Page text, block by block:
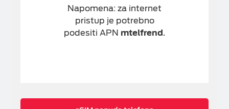
Napomena: za internet
pristup je potrebno
podesiti APN mtelfrend.